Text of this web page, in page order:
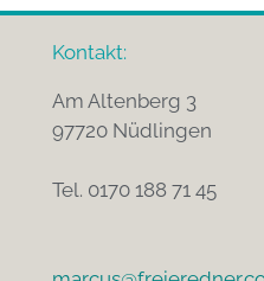
Kontakt:
Am Altenberg 3
97720 Nüdlingen
Tel. 0170 188 71 45